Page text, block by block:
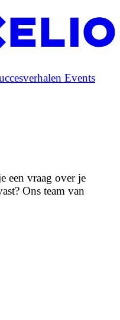
Events
een vraag over je
Ons team van